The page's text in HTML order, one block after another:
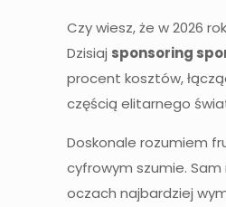
Czy wiesz, że w 2026
Dzisiaj sponsoring
procent kosztów,
częścią elitarnego
Doskonale rozumiem
cyfrowym szumie.
oczach najbardziej